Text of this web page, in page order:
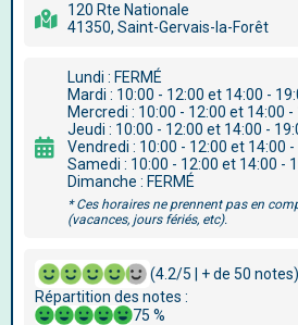
120 Rte Nationale
41350, Saint-Gervais-la-Forêt
Lundi : FERMÉ
Mardi : 10:00 - 12:00 et 14:00 -
Mercredi : 10:00 - 12:00 et 14:00 -
Jeudi : 10:00 - 12:00 et 14:00 -
Vendredi : 10:00 - 12:00 et 14:00 -
Samedi : 10:00 - 12:00 et 14:00 -
Dimanche : FERMÉ
* Ces horaires ne prennent pas en
(vacances, jours fériés, etc).
(4.2/5 | + de 50 notes)
Répartition des notes :
75 %